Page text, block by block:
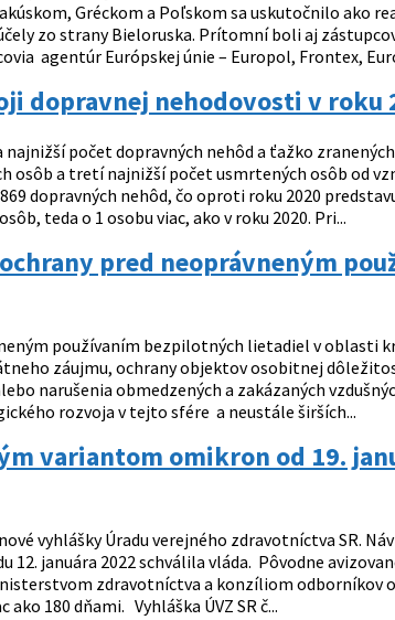
Gréckom a Poľskom sa uskutočnilo ako
zo strany Bieloruska. Prítomní boli aj
agentúr Európskej únie – Europol, Frontex,
dopravnej nehodovosti v roku
počet dopravných nehôd a ťažko
osôb a tretí najnižší počet usmrtených osôb od
dopravných nehôd, čo oproti roku 2020
teda o 1 osobu viac, ako v roku 2020. Pri...
pred neoprávneným
používaním bezpilotných lietadiel v oblasti
záujmu, ochrany objektov osobitnej
narušenia obmedzených a zakázaných
rozvoja v tejto sfére a neustále širších...
variantom omikron od 19.
vyhlášky Úradu verejného zdravotníctva SR.
januára 2022 schválila vláda. Pôvodne
zdravotníctva a konzíliom odborníkov
180 dňami. Vyhláška ÚVZ SR č...